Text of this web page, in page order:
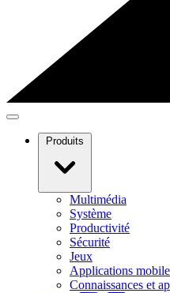
Produits
Multimédia
Système
Productivité
Sécurité
Jeux
Applications
Connaissances et